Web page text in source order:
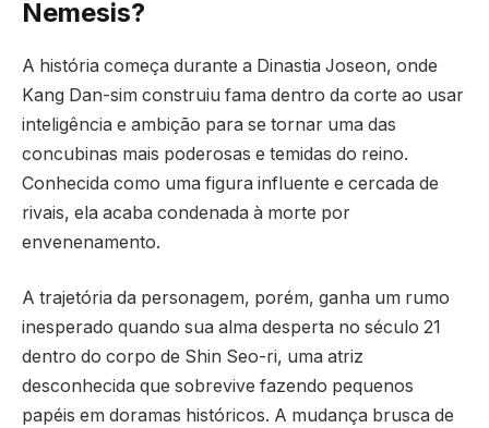
Nemesis?
A história começa durante a Dinastia Joseon, onde
Kang Dan-sim construiu fama dentro da corte ao usar
inteligência e ambição para se tornar uma das
concubinas mais poderosas e temidas do reino.
Conhecida como uma figura influente e cercada de
rivais, ela acaba condenada à morte por
envenenamento.
A trajetória da personagem, porém, ganha um rumo
inesperado quando sua alma desperta no século 21
dentro do corpo de Shin Seo-ri, uma atriz
desconhecida que sobrevive fazendo pequenos
papéis em doramas históricos. A mudança brusca de